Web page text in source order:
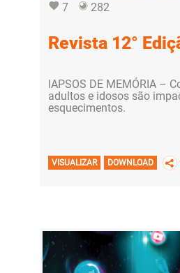
7 282
Revista 12°
lAPSOS DE MEMÓRIA –
adultos e idosos são
esquecimentos.
VISUALIZAR DOWNLOAD